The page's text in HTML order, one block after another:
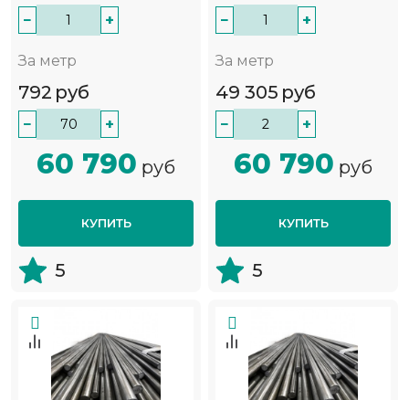
− +
За метр
792 руб
− +
60 790 руб
КУПИТЬ
5
− +
За метр
49 305 руб
− +
60 790 руб
КУПИТЬ
5